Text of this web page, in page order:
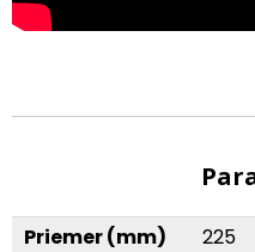
Priemer (mm)
225